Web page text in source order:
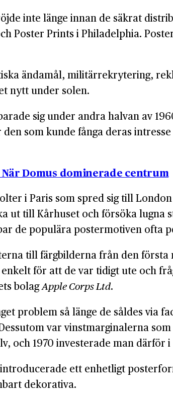
inte länge innan de säkrat
Poster Prints i Philadelphia.
ända­mål, militär­rekrytering,
nytt under solen.
sig under andra halvan av
som kunde fånga deras
När Domus dominerade centrum
i Paris som spred sig till
ut till Kårhuset och försöka lugna
de populära poster­motiven ofta
till färgbilderna från den
för att de var tidigt ute och
bolagApple Corps Ltd.
problem så länge de såldes via
var vinst­marginalerna
och 1970 investerade man därför
ett enhetligt
dekorativa.